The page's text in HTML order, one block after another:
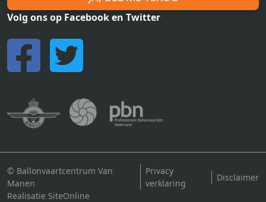
Volg ons op Facebook en Twitter
© Ballonvaartcentrum Van
Manen
Privacy
verklaring
Disclaimer
Realisatie SiteOnline